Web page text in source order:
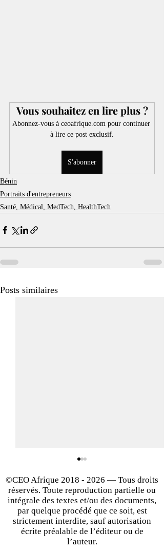
Vous souhaitez en lire plus ?
Abonnez-vous à ceoafrique.com pour continuer
à lire ce post exclusif.
S'abonner
Bénin
Portraits d'entrepreneurs
Santé, Médical, MedTech, HealthTech
Posts similaires
Concevoir des robots pour
©CEO Afrique 2018 - 2026 — Tous droits
réservés. Toute reproduction partielle ou
intégrale des textes et/ou des documents,
par quelque procédé que ce soit, est
strictement interdite, sauf autorisation
écrite préalable de l’éditeur ou de
l’auteur.